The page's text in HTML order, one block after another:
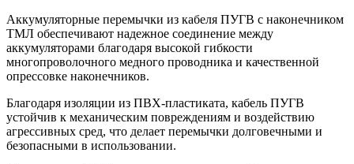
Аккумуляторные перемычки из кабеля ПУГВ с наконечником
ТМЛ обеспечивают надежное соединение между
аккумуляторами благодаря высокой гибкости
многопроволочного медного проводника и качественной
опрессовке наконечников.
Благодаря изоляции из ПВХ-пластиката, кабель ПУГВ
устойчив к механическим повреждениям и воздействию
агрессивных сред, что делает перемычки долговечными и
безопасными в использовании.